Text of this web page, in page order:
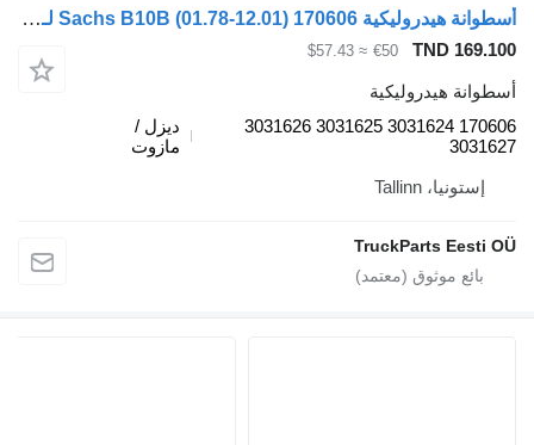
أسطوانة هيدروليكية Sachs B10B (01.78-12.01) 170606 لـ الباصات Volvo B6, B7, B9, B10, B12 bus (1978-2011)
TND
€50
≈ $57.43
هيدروليكية
170606 3031624 3031625 3031626
ديزل /
مازوت
إستونيا، Tallinn
TruckParts Eesti